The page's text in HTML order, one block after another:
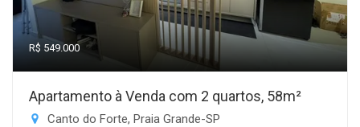
R$ 549.000
Apartamento à Venda com 2 quartos, 58m²
Canto do Forte, Praia Grande-SP